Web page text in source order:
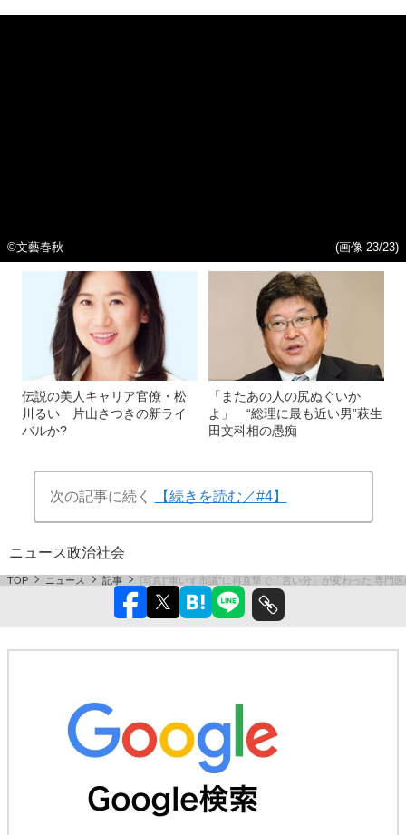
©️文藝春秋
川るい 片山さつきの新ライ
よ」 “総理に最も近い男”萩生
田文科相の愚痴
次の記事に続く
社会